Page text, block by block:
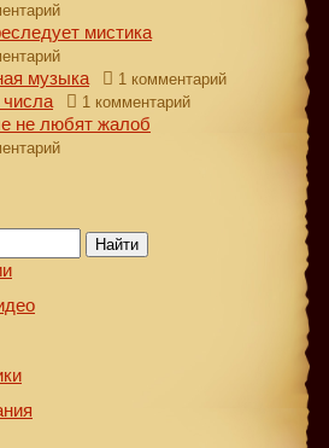
мистика
музыка 1 комментарий
1 комментарий
не любят жалоб
Найти